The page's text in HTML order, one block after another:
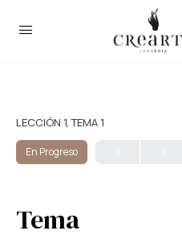
LECCIÓN 1, TEMA 1
En Progreso
Tema